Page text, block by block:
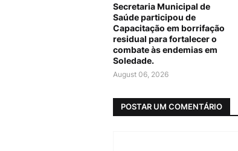
Secretaria Municipal de
Saúde participou de
Capacitação em borrifação
residual para fortalecer o
combate às endemias em
Soledade.
August 06, 2026
POSTAR UM COMENTÁRIO